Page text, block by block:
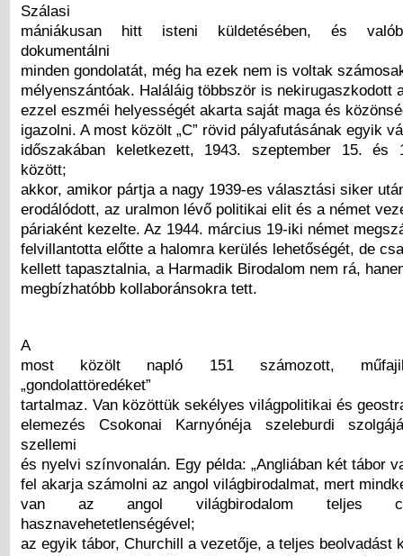
Szálasi
mániákusan hitt isteni küldetésében, és
dokumentálni
minden gondolatát, még ha ezek nem is voltak
mélyenszántóak. Haláláig többször is nekirugaszkodott
ezzel eszméi helyességét akarta saját maga és
igazolni. A most közölt „C” rövid pályafutásának egyik
időszakában keletkezett, 1943. szeptember 15. és
között;
akkor, amikor pártja a nagy 1939-es választási siker
erodálódott, az uralmon lévő politikai elit és a német
páriaként kezelte. Az 1944. március 19-iki német
felvillantotta előtte a halomra kerülés lehetőségét, de
kellett tapasztalnia, a Harmadik Birodalom nem rá,
megbízhatóbb kollaboránsokra tett.
A
most közölt napló 151 számozott,
„gondolattöredéket”
tartalmaz. Van közöttük sekélyes világpolitikai és
elemezés Csokonai Karnyónéja szeleburdi
szellemi
és nyelvi színvonalán. Egy példa: „Angliában két tábor
fel akarja számolni az angol világbirodalmat, mert
van az angol világbirodalom teljes
hasznavehetetlenségével;
az egyik tábor, Churchill a vezetője, a teljes beolvadást